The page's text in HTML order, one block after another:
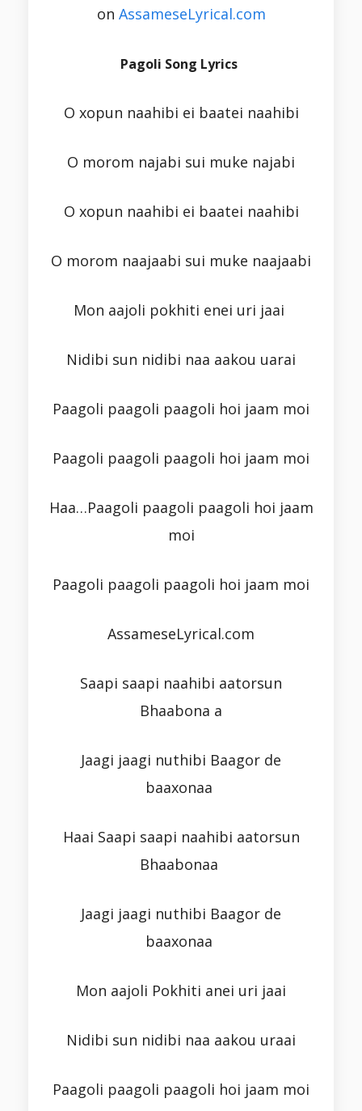
on AssameseLyrical.com
Pagoli Song Lyrics
O xopun naahibi ei baatei naahibi
O morom najabi sui muke najabi
O xopun naahibi ei baatei naahibi
O morom naajaabi sui muke naajaabi
Mon aajoli pokhiti enei uri jaai
Nidibi sun nidibi naa aakou uarai
Paagoli paagoli paagoli hoi jaam moi
Paagoli paagoli paagoli hoi jaam moi
Haa…Paagoli paagoli paagoli hoi jaam
moi
Paagoli paagoli paagoli hoi jaam moi
AssameseLyrical.com
Saapi saapi naahibi aatorsun
Bhaabona a
Jaagi jaagi nuthibi Baagor de
baaxonaa
Haai Saapi saapi naahibi aatorsun
Bhaabonaa
Jaagi jaagi nuthibi Baagor de
baaxonaa
Mon aajoli Pokhiti anei uri jaai
Nidibi sun nidibi naa aakou uraai
Paagoli paagoli paagoli hoi jaam moi